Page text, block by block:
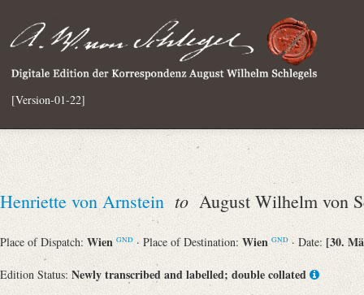
[Version-01-22]
Henriette von Arnstein to August Wilhelm von
Place of Dispatch: Wien GND · Place of Destination: Wien GND · Date: [30.
Edition Status: Newly transcribed and labelled; double collated